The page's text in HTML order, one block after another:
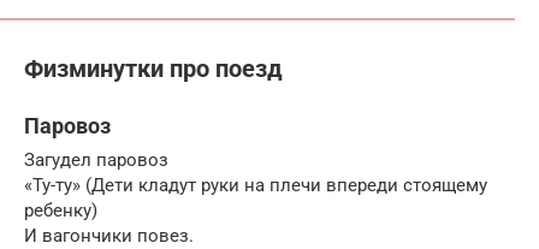
Физминутки про поезд
Паровоз
Загудел паровоз
«Ту-ту» (Дети кладут руки на плечи впереди стоящему
ребенку)
И вагончики повез.